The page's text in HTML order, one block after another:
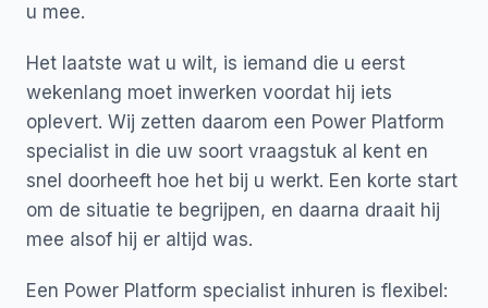
u mee.
Het laatste wat u wilt, is iemand die u eerst
wekenlang moet inwerken voordat hij iets
oplevert. Wij zetten daarom een Power Platform
specialist in die uw soort vraagstuk al kent en
snel doorheeft hoe het bij u werkt. Een korte start
om de situatie te begrijpen, en daarna draait hij
mee alsof hij er altijd was.
Een Power Platform specialist inhuren is flexibel: